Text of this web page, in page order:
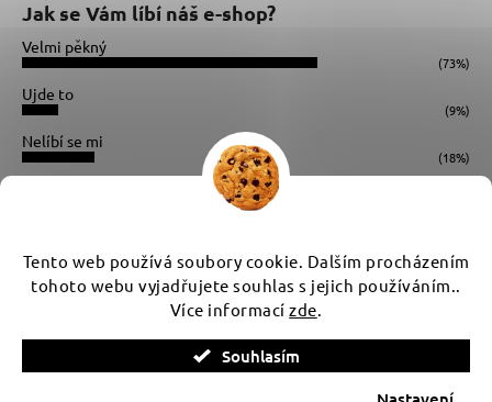
Tento web používá soubory cookie. Dalším procházením
tohoto webu vyjadřujete souhlas s jejich používáním..
Více informacízde.
Souhlasím
Jak se Vám líbí náš e-shop?
Velmi pěkný
(73%)
Ujde to
(9%)
Nelíbí se mi
(18%)
Instagram
WUX. Všechna práva vyhrazena.